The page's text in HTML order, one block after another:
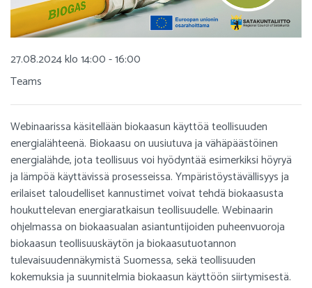
27.08.2024 klo 14:00 - 16:00
Teams
Webinaarissa käsitellään biokaasun käyttöä teollisuuden
energialähteenä. Biokaasu on uusiutuva ja vähäpäästöinen
energialähde, jota teollisuus voi hyödyntää esimerkiksi höyryä
ja lämpöä käyttävissä prosesseissa. Ympäristöystävällisyys ja
erilaiset taloudelliset kannustimet voivat tehdä biokaasusta
houkuttelevan energiaratkaisun teollisuudelle. Webinaarin
ohjelmassa on biokaasualan asiantuntijoiden puheenvuoroja
biokaasun teollisuuskäytön ja biokaasutuotannon
tulevaisuudennäkymistä Suomessa, sekä teollisuuden
kokemuksia ja suunnitelmia biokaasun käyttöön siirtymisestä.